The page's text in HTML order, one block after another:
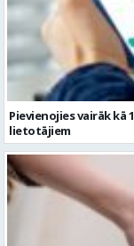
Pievienojies vairāk
lietotājiem